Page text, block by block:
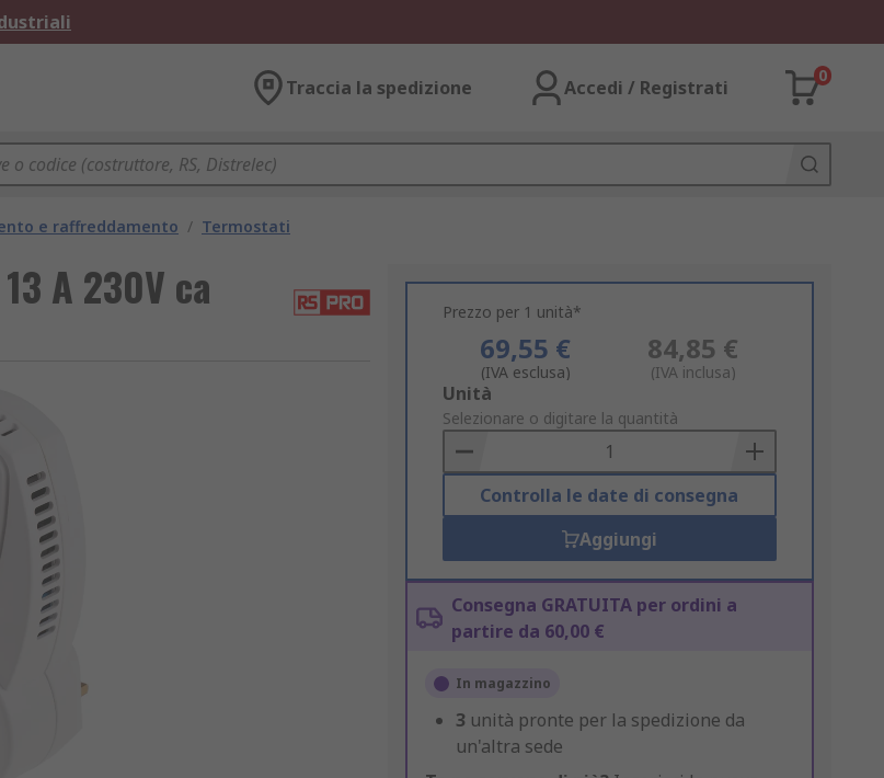
Traccia la spedizione Accedi / Registrati
0
e raffreddamento / Termostati
A 230V ca Prezzo per 1 unità*
69,55 €
(IVA esclusa)
84,85 €
(IVA inclusa)
Add
to
Basket
Unità
Selezionare o digitare la quantità
Controlla le date di consegna
Aggiungi
Consegna GRATUITA per ordini a
partire da 60,00 €
In magazzino
3 unità pronte per la spedizione da
un'altra sede